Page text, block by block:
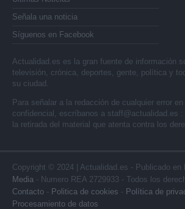
Señala una noticia
Síguenos en Facebook
Actualidad.es es la gran fuente de información
televisión, crónica, deportes, gente, política y
su ciudad.
Para señalar a la redacción de cualquier error
confidencial, escríbanos a staff@actualidad.es :
la retirada del material que atenta contra los
Copyright © 2024 | Actualidad.es - Publicado en
Media - Numero REA 2729933 - Todos los
Contacto - Politica de cookies - Política de
Procesamiento de datos